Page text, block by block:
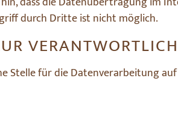
durch Dritte ist nicht möglich.
Stelle für die Datenverarbeitung auf